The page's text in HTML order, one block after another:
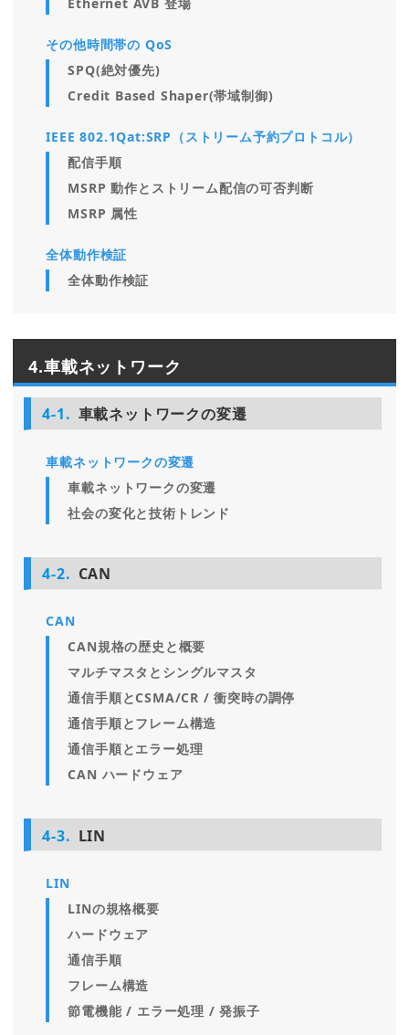
その他時間帯の QoS
SPQ(絶対優先)
Credit Based Shaper(帯域制御)
IEEE 802.1Qat:SRP（ストリーム予約プロトコル）
配信手順
MSRP 動作とストリーム配信の可否判断
MSRP 属性
全体動作検証
全体動作検証
4.車載ネットワーク
4-1. 車載ネットワークの変遷
車載ネットワークの変遷
車載ネットワークの変遷
社会の変化と技術トレンド
4-2. CAN
CAN
CAN規格の歴史と概要
マルチマスタとシングルマスタ
通信手順とCSMA/CR / 衝突時の調停
通信手順とフレーム構造
通信手順とエラー処理
CAN ハードウェア
4-3. LIN
LIN
LINの規格概要
ハードウェア
通信手順
フレーム構造
節電機能 / エラー処理 / 発振子